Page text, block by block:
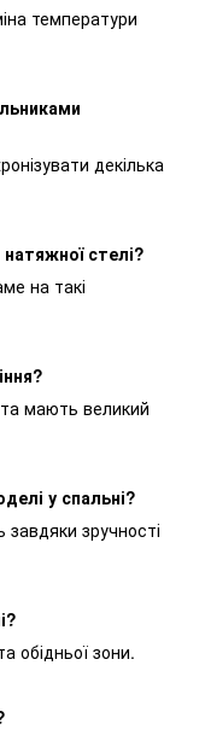
температури
декілька
стелі?
на такі
мають великий
у спальні?
зручності
обідньої зони.